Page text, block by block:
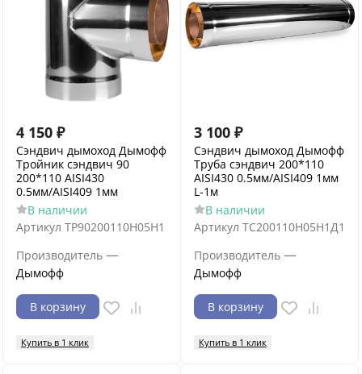
4 150 ₽
Сэндвич дымоход Дымофф
Тройник сэндвич 90
200*110 AISI430
0.5мм/AISI409 1мм
В наличии
Артикул ТР90200110Н05Н1
Производитель —
Дымофф
В корзину
Купить в 1 клик
3 100 ₽
Сэндвич дымоход Дымофф
Труба сэндвич 200*110
AISI430 0.5мм/AISI409 1мм
L-1м
В наличии
Артикул ТС200110Н05Н1Д1
Производитель —
Дымофф
В корзину
Купить в 1 клик